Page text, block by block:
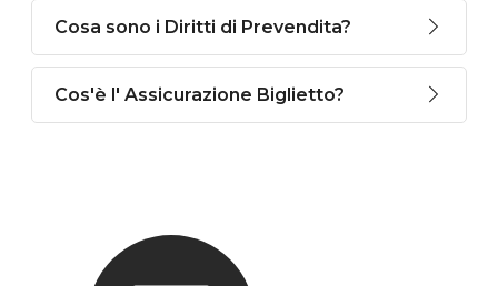
Cosa sono i Diritti di Prevendita?
Cos'è l' Assicurazione Biglietto?